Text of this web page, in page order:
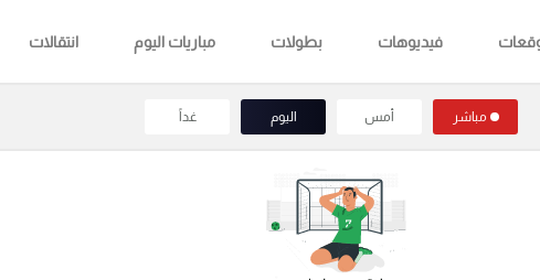
فيديوهات بطولات مباريات اليوم انتقالات
مباشر أمس اليوم غداً